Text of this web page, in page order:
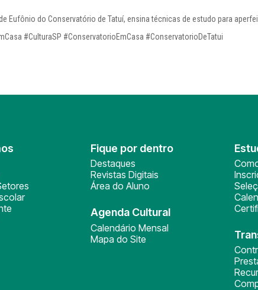
Eufônio do Conservatório de Tatuí, ensina técnicas de estudo para
#CulturaSP #ConservatorioEmCasa #ConservatorioDeTatui
Fique por dentro
Destaques
Revistas Digitais
Área do Aluno
Agenda Cultural
Calendário Mensal
Mapa do Site